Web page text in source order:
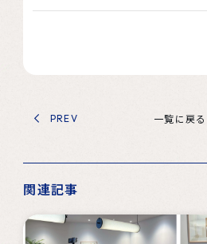
PREV 一覧に戻る
関連記事